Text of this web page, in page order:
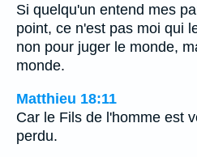
Si quelqu'un entend mes
point, ce n'est pas moi qui
non pour juger le monde,
monde.
Matthieu 18:11
Car le Fils de l'homme est
perdu.